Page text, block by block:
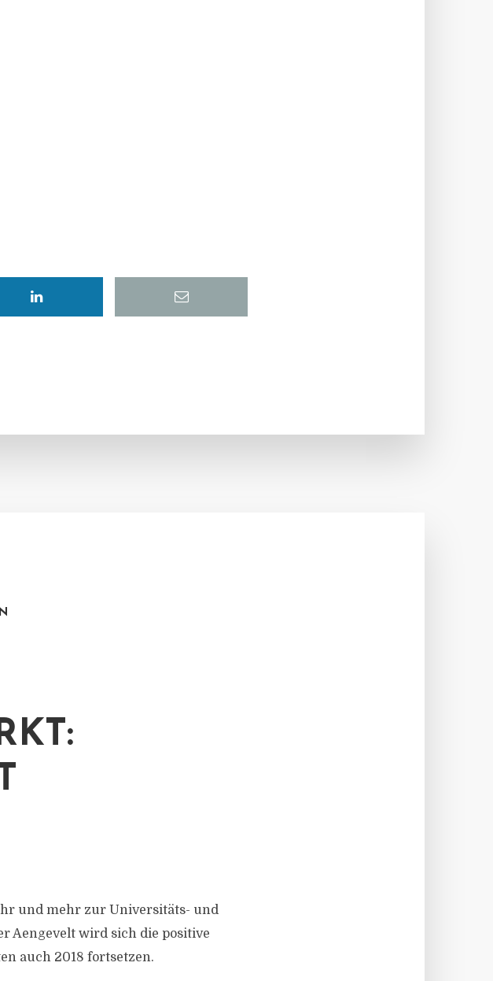
und mehr zur Universitäts- und
Aengevelt wird sich die positive
auch 2018 fortsetzen.